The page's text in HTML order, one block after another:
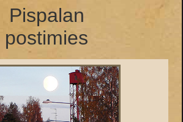
Pispalan
postimies